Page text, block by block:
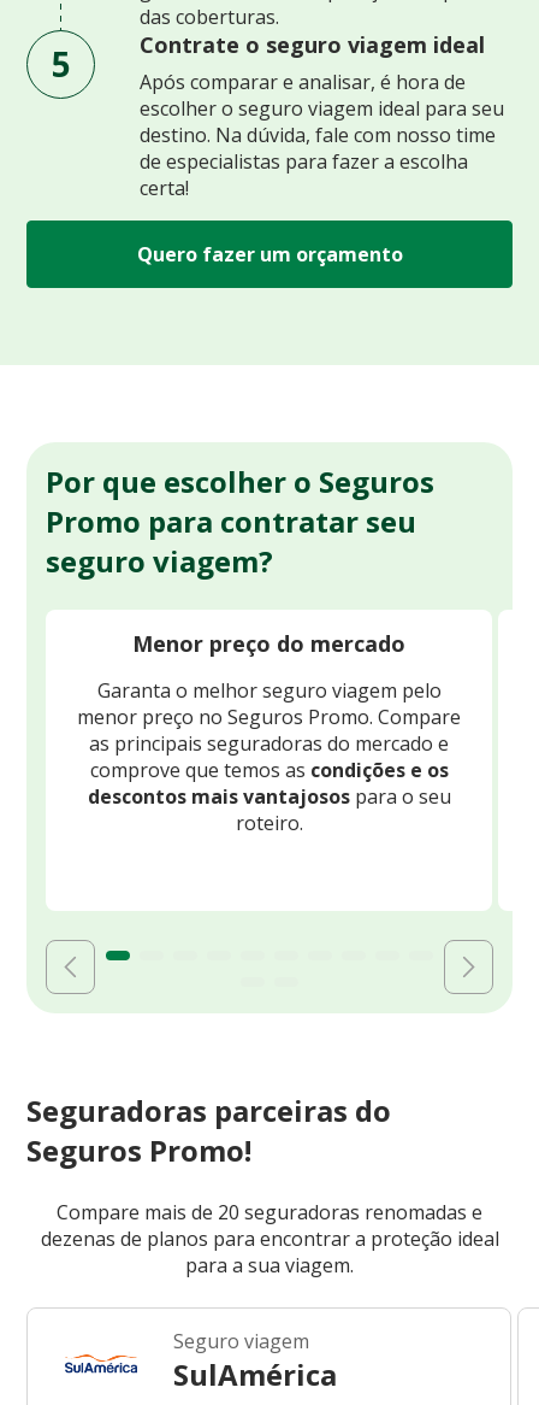
das coberturas.
5 Contrate o seguro viagem ideal
Após comparar e analisar, é hora de
escolher o seguro viagem ideal para seu
destino. Na dúvida, fale com nosso time
de especialistas para fazer a escolha
certa!
Quero fazer um orçamento
Por que escolher o Seguros
Promo para contratar seu
seguro viagem?
Menor preço do mercado
Garanta o melhor seguro viagem pelo
menor preço no Seguros Promo. Compare
as principais seguradoras do mercado e
comprove que temos as condições e os
descontos mais vantajosospara o seu
roteiro.
Seguradoras parceiras do
Seguros Promo!
Compare mais de 20 seguradoras renomadas e
dezenas de planos para encontrar a proteção ideal
para a sua viagem.
Seguro viagem
SulAmérica